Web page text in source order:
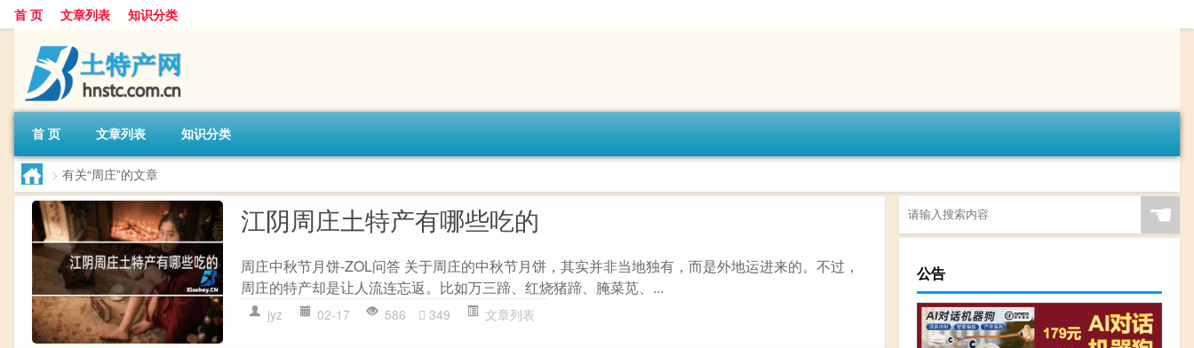
首 页 文章列表 知识分类
首 页 文章列表 知识分类
> 有关“周庄”的文章
江阴周庄土特产有哪些吃的
周庄中秋节月饼-ZOL问答 关于周庄的中秋节月饼，其实并非当地独有，而是外地运进来的。不过，
周庄的特产却是让人流连忘返。比如万三蹄、红烧猪蹄、腌菜苋、...
jyz 02-17 586 349 文章列表
☚
公告